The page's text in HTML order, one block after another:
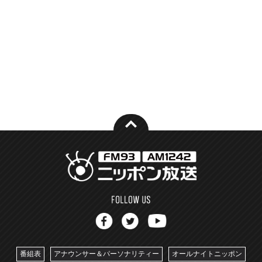
番組表 アナウンサー＆パーソナリティー オールナイトニッポン